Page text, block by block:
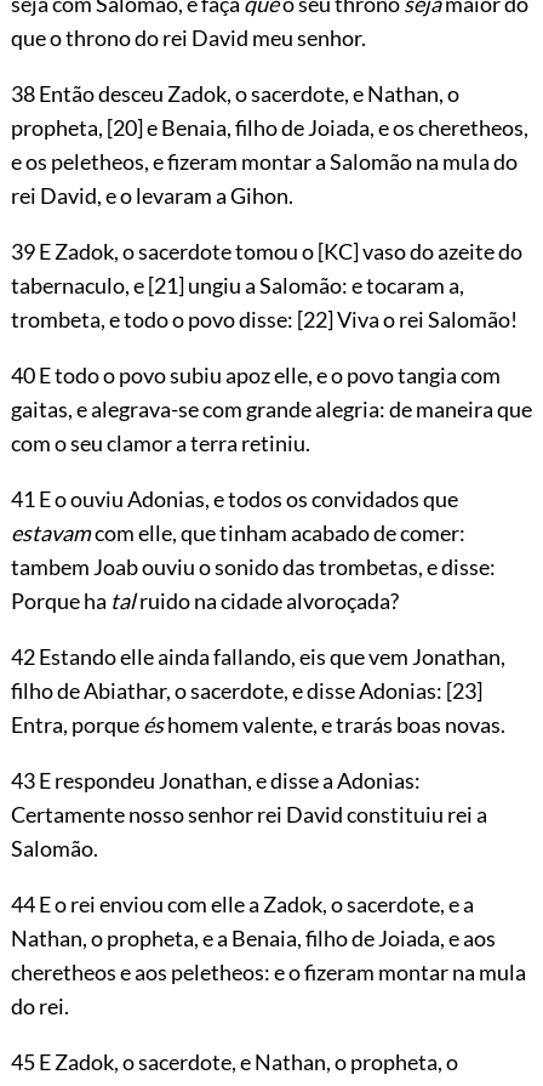
que o throno do rei David meu senhor.
38 Então desceu Zadok, o sacerdote, e Nathan, o
propheta, [20]e Benaia, filho de Joiada, e os cheretheos,
e os peletheos, e fizeram montar a Salomão na mula do
rei David, e o levaram a Gihon.
39 E Zadok, o sacerdote tomou o[KC]vaso do azeite do
tabernaculo, e[21]ungiu a Salomão: e tocaram a,
trombeta, e todo o povo disse: [22]Viva o rei Salomão!
40 E todo o povo subiu apoz elle, e o povo tangia com
gaitas, e alegrava-se com grande alegria: de maneira que
com o seu clamor a terra retiniu.
41 E o ouviu Adonias, e todos os convidados que
estavamcom elle, que tinham acabado de comer:
tambem Joab ouviu o sonido das trombetas, e disse:
Porque ha talruido na cidade alvoroçada?
42 Estando elle ainda fallando, eis que vem Jonathan,
filho de Abiathar, o sacerdote, e disse Adonias: [23]
Entra, porqueéshomem valente, e trarás boas novas.
43 E respondeu Jonathan, e disse a Adonias:
Certamente nosso senhor rei David constituiu rei a
Salomão.
44 E o rei enviou com elle a Zadok, o sacerdote, e a
Nathan, o propheta, e a Benaia, filho de Joiada, e aos
cheretheos e aos peletheos: e o fizeram montar na mula
do rei.
45 E Zadok, o sacerdote, e Nathan, o propheta, o